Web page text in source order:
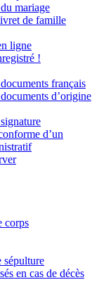
mariage
de famille
ligne
!
français
d’origine
d’un
corps
sépulture
en cas de décès